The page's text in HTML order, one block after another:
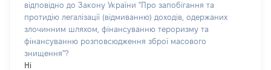
відповідно до Закону України "Про запобігання та
протидію легалізації (відмиванню) доходів, одержаних
злочинним шляхом, фінансуванню тероризму та
фінансуванню розповсюдження зброї масового
знищення"?
Ні